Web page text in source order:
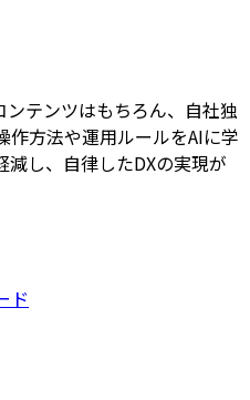
ンテンツはもちろん、自社独
作方法や運用ルールをAIに学
し、自律したDXの実現が
ド